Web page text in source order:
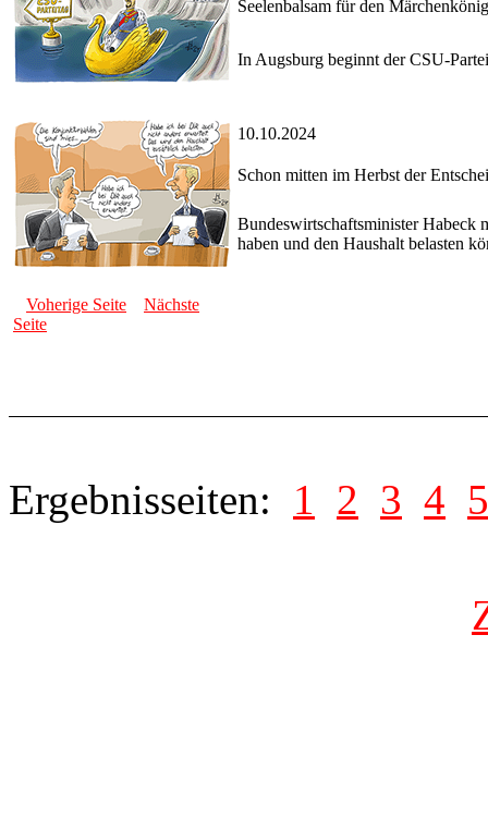
Seelenbalsam für den Märchenkönig
In Augsburg beginnt der CSU-
10.10.2024
Schon mitten im Herbst der
Bundeswirtschaftsminister Habeck
haben und den Haushalt belasten
Voherige Seite
Nächste
Seite
Ergebnisseiten: 1 2 3 4 5